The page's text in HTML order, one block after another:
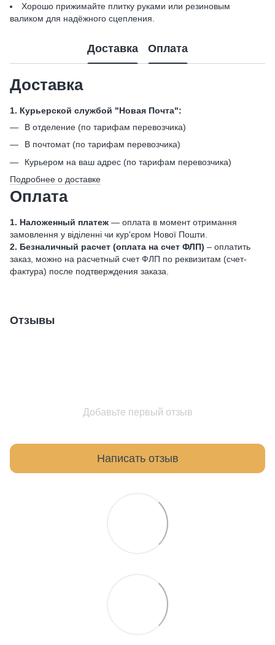
Хорошо прижимайте плитку руками или резиновым
валиком для надёжного сцепления.
Доставка Оплата
Доставка
1. Курьерской службой "Новая Почта":
В отделение (по тарифам перевозчика)
В почтомат (по тарифам перевозчика)
Курьером на ваш адрес (по тарифам перевозчика)
Подробнее о доставке
Оплата
1. Наложенный платеж — оплата в момент отримання
замовлення у віділенні чи кур'єром Нової Пошти.
2. Безналичный расчет (оплата на счет ФЛП) – оплатить
заказ, можно на расчетный счет ФЛП по реквизитам (счет-
фактура) после подтверждения заказа.
Отзывы
Добавьте первый отзыв
Написать отзыв